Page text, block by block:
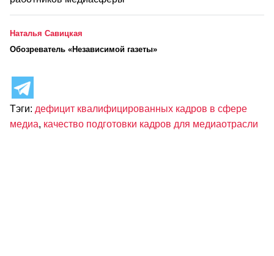
Наталья Савицкая
Обозреватель «Независимой газеты»
Тэги: дефицит квалифицированных кадров в сфере
медиа, качество подготовки кадров для медиаотрасли